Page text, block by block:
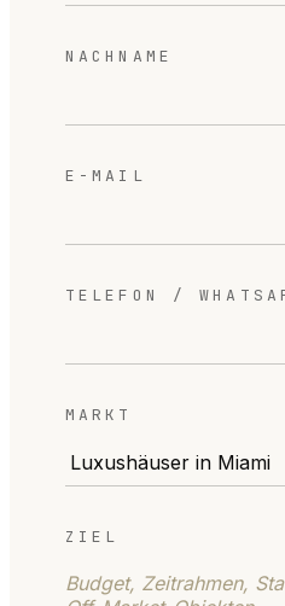
NACHNAME
E-MAIL
TELEFON /
MARKT
ZIEL